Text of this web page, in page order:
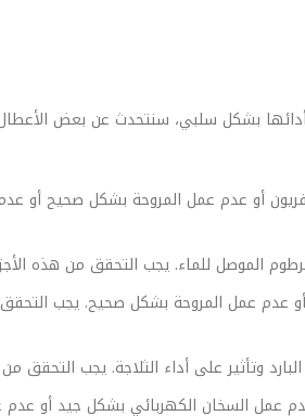
أدائها بشكل سلبي، سنتحدث عن بعض
أو عدم عمل المروحة بشكل صحيح أو
الموصل للماء. يجب التحقق من هذه
عدم عمل المروحة بشكل صحيح. يجب التحقق
وتأثير على أداء الثلاجة. يجب التحقق من
عمل السخان الكهربائي بشكل جيد أو